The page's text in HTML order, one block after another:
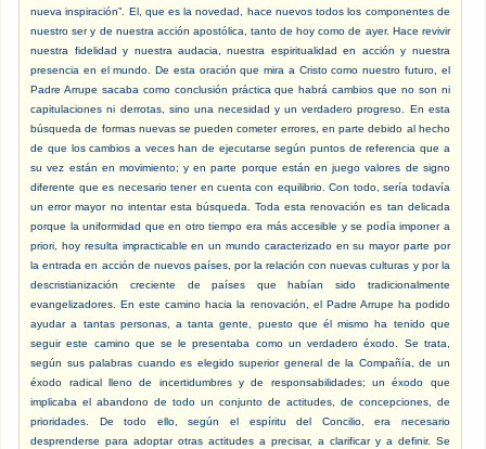
nueva inspiración”. El, que es la novedad, hace nuevos todos los componentes de
nuestro ser y de nuestra acción apostólica, tanto de hoy como de ayer. Hace revivir
nuestra fidelidad y nuestra audacia, nuestra espiritualidad en acción y nuestra
presencia en el mundo. De esta oración que mira a Cristo como nuestro futuro, el
Padre Arrupe sacaba como conclusión práctica que habrá cambios que no son ni
capitulaciones ni derrotas, sino una necesidad y un verdadero progreso. En esta
búsqueda de formas nuevas se pueden cometer errores, en parte debido al hecho
de que los cambios a veces han de ejecutarse según puntos de referencia que a
su vez están en movimiento; y en parte porque están en juego valores de signo
diferente que es necesario tener en cuenta con equilibrio. Con todo, sería todavía
un error mayor no intentar esta búsqueda. Toda esta renovación es tan delicada
porque la uniformidad que en otro tiempo era más accesible y se podía imponer a
priori, hoy resulta impracticable en un mundo caracterizado en su mayor parte por
la entrada en acción de nuevos países, por la relación con nuevas culturas y por la
descristianización creciente de países que habían sido tradicionalmente
evangelizadores. En este camino hacia la renovación, el Padre Arrupe ha podido
ayudar a tantas personas, a tanta gente, puesto que él mismo ha tenido que
seguir este camino que se le presentaba como un verdadero éxodo. Se trata,
según sus palabras cuando es elegido superior general de la Compañía, de un
éxodo radical lleno de incertidumbres y de responsabilidades; un éxodo que
implicaba el abandono de todo un conjunto de actitudes, de concepciones, de
prioridades. De todo ello, según el espíritu del Concilio, era necesario
desprenderse para adoptar otras actitudes a precisar, a clarificar y a definir. Se